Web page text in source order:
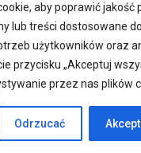
aby poprawić jakość
lub treści dostosowane do
użytkowników oraz
przycisku „Akceptuj
przez nas plików
Odrzucać
zastrzeżone. Strona